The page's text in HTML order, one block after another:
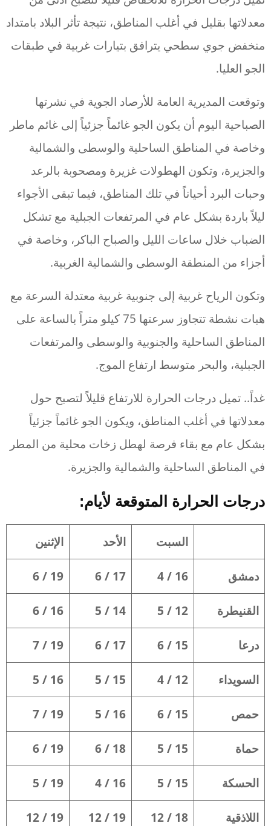
معدلاتها بقليل في أغلب المناطق، نتيجة تأثر البلاد بامتداد
منخفض جوي سطحي يترافق بتيارات غربية في طبقات
الجو العليا.
وتوقعت المديرية العامة للأرصاد الجوية في نشرتها
الصباحية اليوم أن يكون الجو غائماً جزئياً إلى غائم ماطر
وخاصة في المناطق الساحلية والوسطى والشمالية
والجزيرة، وتكون الهطولات غزيرة ومصحوبة بالرعد
وحبات البرد أحياناً في تلك المناطق، فيما تبقى الأجواء
ليلاً باردة بشكل عام في المرتفعات الجبلية مع تشكل
الضباب خلال ساعات الليل والصباح الباكر، وخاصة في
أجزاء من المنطقة الوسطى والشمالية الغربية.
وتكون الرياح غربية إلى جنوبية غربية معتدلة السرعة مع
هبات نشطة تتجاوز سرعتها 75 كيلو متراً بالساعة على
المناطق الساحلية والجنوبية والوسطى والمرتفعات
الجبلية، والبحر متوسط ارتفاع الموج.
غداً.. تميل درجات الحرارة للارتفاع قليلاً لتصبح حول
معدلاتها في أغلب المناطق، ويكون الجو غائماً جزئياً
بشكل عام مع بقاء فرصة لهطل زخات محلية من المطر
في المناطق الساحلية والشمالية والجزيرة.
درجات الحرارة المتوقعة لأيام:
السبت الأحد الإثنين
دمشق 16 / 4
17 / 6
19 / 6
القنيطرة 12 / 5
14 / 5
16 / 6
درعا 15 / 6
17 / 6
19 / 7
السويداء 12 / 4
15 / 5
16 / 5
حمص 15 / 6
16 / 5
19 / 7
حماة 15 / 5
18 / 6
19 / 6
الحسكة 15 / 5
16 / 4
19 / 5
اللاذقية 18 / 12
19 / 12
19 / 12